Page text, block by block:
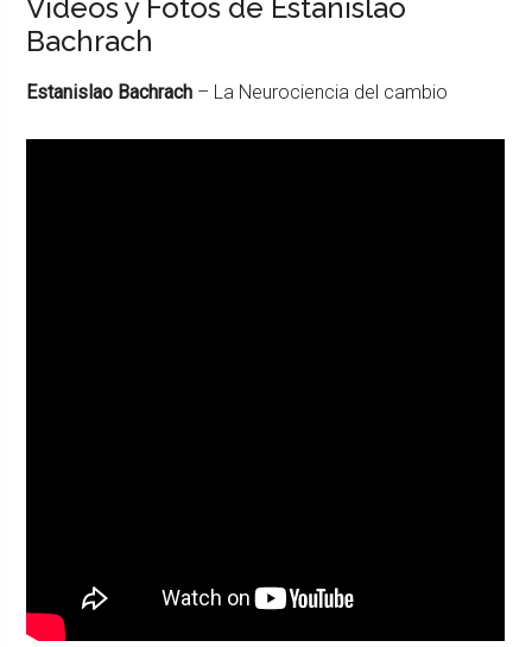
Videos y Fotos de Estanislao
Bachrach
Estanislao Bachrach – La Neurociencia del cambio